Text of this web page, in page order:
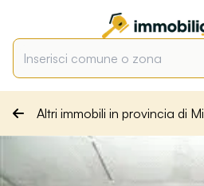
Altri immobili in provincia di